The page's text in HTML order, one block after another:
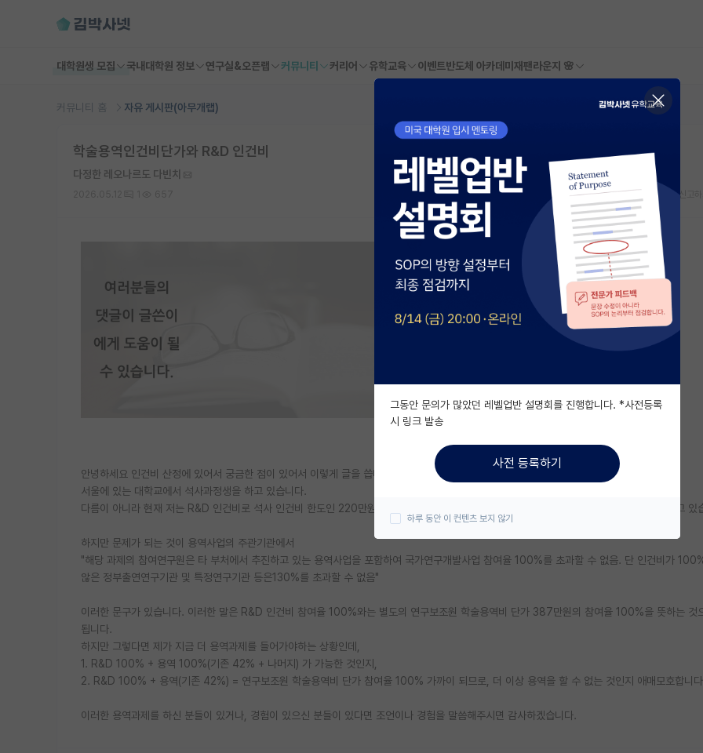
대학원생 모집 국내대학원 정보 연구실&오픈랩 커뮤니티 커리어 유학교육 이벤트반도체 아카데미 재팬라운지 🌸
커뮤니티 홈 자유 게시판(아무개랩)
학술용역인건비단가와 R&D 인건비
다정한 레오나르도 다빈치
스크랩 신고하
안녕하세요 인건비 산정에 있어서 궁금한 점이 있어서 이렇게 글을 씁니다.
서울에 있는 대학교에서 석사과정생을 하고 있습니다.
다름이 아니라 현재 저는 R&D 인건비로 석사 인건비 한도인 220만원을 받고있으며, 이미 용역과제로 참여율 42%의 인건비(160만원)을 받고 있
하지만 문제가 되는 것이 용역사업의 주관기관에서
"해당 과제의 참여연구원은 타 부처에서 추진하고 있는 용역사업을 포함하여 국가연구개발사업 참여율 100%를 초과할 수 없음. 단 인건비가
않은 정부출연연구기관 및 특정연구기관 등은130%를 초과할 수 없음"
이러한 문구가 있습니다. 이러한 말은 R&D 인건비 참여율 100%와는 별도의 연구보조원 학술용역비 단가 387만원의 참여율 100%을 뜻하는 것
됩니다.
하지만 그렇다면 제가 지금 더 용역과제를 들어가야하는 상황인데,
1. R&D 100% + 용역 100%(기존 42% + 나머지) 가 가능한 것인지,
2. R&D 100% + 용역(기존 42%) = 연구보조원 학술용역비 단가 참여율 100% 가까이 되므로, 더 이상 용역을 할 수 없는 것인지 애매모호합니
이러한 용역과제를 하신 분들이 있거나, 경험이 있으신 분들이 있다면 조언이나 경험을 말씀해주시면 감사하겠습니다.
그동안 문의가 많았던 레벨업반 설명회를 진행합니다. *사전등록
시 링크 발송
사전 등록하기
하루 동안 이 컨텐츠 보지 않기